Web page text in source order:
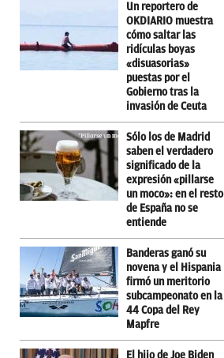
Un reportero de
OKDIARIO muestra
cómo saltar las
ridículas boyas
«disuasorias»
puestas por el
Gobierno tras la
invasión de Ceuta
Sólo los de Madrid
saben el verdadero
significado de la
expresión «pillarse
un moco»: en el resto
de España no se
entiende
Banderas ganó su
novena y el Hispania
firmó un meritorio
subcampeonato en la
44 Copa del Rey
Mapfre
El hijo de Joe Biden